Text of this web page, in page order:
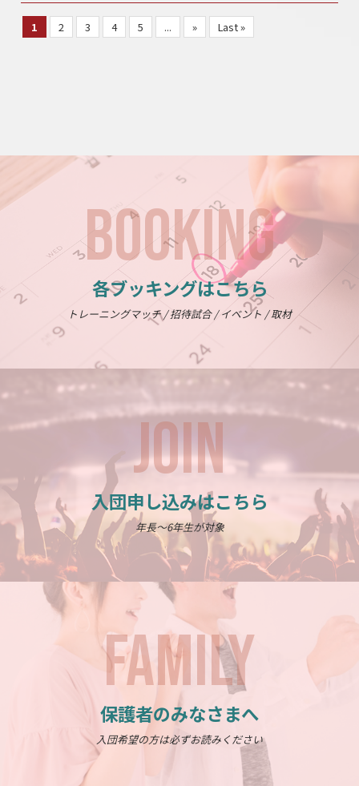
1 2 3 4 5 ... » Last »
BOOKING
各ブッキングはこちら
トレーニングマッチ / 招待試合 / イベント / 取材
JOIN
入団申し込みはこちら
年長～6年生が対象
FAMILY
保護者のみなさまへ
入団希望の方は必ずお読みください